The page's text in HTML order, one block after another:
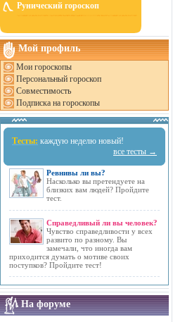
Рунический гороскоп
Мой профиль
Мои гороскопы
Персональный гороскоп
Совместимость
Подписка на гороскопы
Тесты: каждую неделю новый!
все тесты →
Ревнивы ли вы?
Насколько вы претендуете на
близких вам людей? Пройдите
тест.
Справедливый ли вы человек?
Чувство справедливости у всех
развито по разному. Вы
замечали, что иногда вам
приходится думать о мотиве своих
поступков? Пройдите тест!
На форуме